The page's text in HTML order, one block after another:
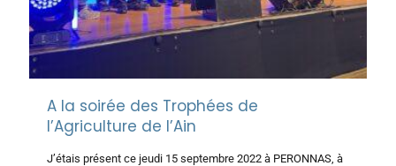
A la soirée des Trophées de
l’Agriculture de l’Ain
J’étais présent ce jeudi 15 septembre 2022 à PERONNAS, à